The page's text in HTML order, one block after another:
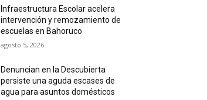
Infraestructura Escolar acelera
intervención y remozamiento de
escuelas en Bahoruco
agosto 5, 2026
Denuncian en la Descubierta
persiste una aguda escases de
agua para asuntos domésticos